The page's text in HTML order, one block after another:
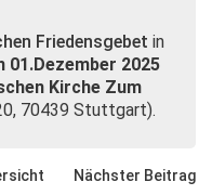
Friedensgebet in
01.Dezember 2025
Kirche Zum
70439 Stuttgart).
Nächster Beitrag